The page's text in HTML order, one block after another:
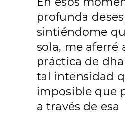
profunda
sintiéndome
sola, me aferré
práctica de
tal intensidad
imposible que
a través de esa